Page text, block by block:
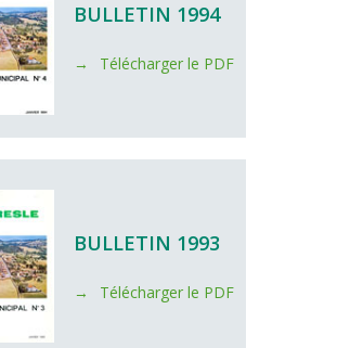
BULLETIN 1994
Télécharger le PDF
BULLETIN 1993
Télécharger le PDF